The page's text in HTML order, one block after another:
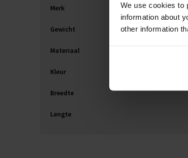
We use cookies to
information about
other information
Merk
Gewicht
Materiaal
Kleur
Breedte
Lengte